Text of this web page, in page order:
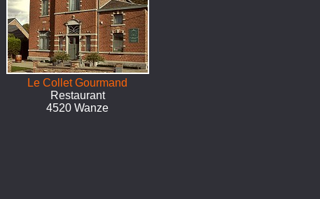
Le Collet Gourmand
Restaurant
4520 Wanze